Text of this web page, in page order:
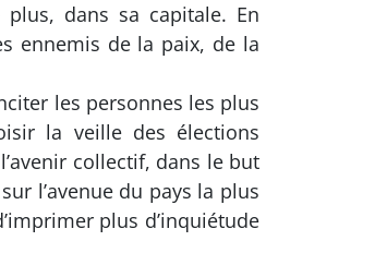
dans sa capitale. En
ennemis de la paix, de la
les personnes les plus
la veille des élections
collectif, dans le but
l’avenue du pays la plus
plus d’inquiétude